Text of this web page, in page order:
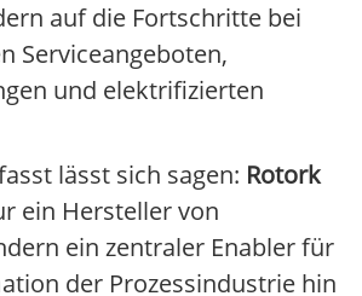
auf die Fortschritte bei
Serviceangeboten,
und elektrifizierten
lässt sich sagen: Rotork
ein Hersteller von
ein zentraler Enabler für
der Prozessindustrie hin